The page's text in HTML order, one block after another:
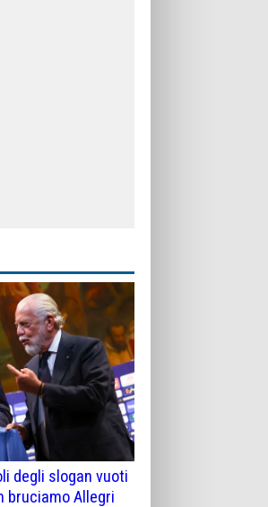
degli slogan vuoti
bruciamo Allegri